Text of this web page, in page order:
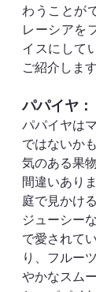
わうことが
レーシアを
イスにして
ご紹介します
パパイヤ
パパイヤは
ではないか
気のある果
間違いあり
庭で見かけ
ジューシー
で愛されて
り、フルー
やかなスム